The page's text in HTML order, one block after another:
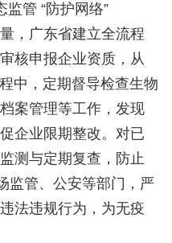
管 “防护网络”
广东省建立全流程
核申报企业资质，从
中，定期督导检查生物
案管理等工作，发现
企业限期整改。对已
测与定期复查，防止
监管、公安等部门，严
法违规行为，为无疫